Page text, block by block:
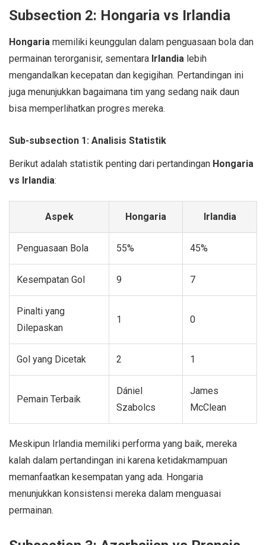
Subsection 2: Hongaria vs Irlandia
Hongaria memiliki keunggulan dalam penguasaan bola dan
permainan terorganisir, sementara Irlandia lebih
mengandalkan kecepatan dan kegigihan. Pertandingan ini
juga menunjukkan bagaimana tim yang sedang naik daun
bisa memperlihatkan progres mereka.
Sub-subsection 1: Analisis Statistik
Berikut adalah statistik penting dari pertandingan Hongaria
vs Irlandia:
Aspek Hongaria Irlandia
Penguasaan Bola 55% 45%
Kesempatan Gol 9 7
Pinalti yang
Dilepaskan
1 0
Gol yang Dicetak 2 1
Pemain Terbaik
Dániel
Szabolcs
James
McClean
Meskipun Irlandia memiliki performa yang baik, mereka
kalah dalam pertandingan ini karena ketidakmampuan
memanfaatkan kesempatan yang ada. Hongaria
menunjukkan konsistensi mereka dalam menguasai
permainan.